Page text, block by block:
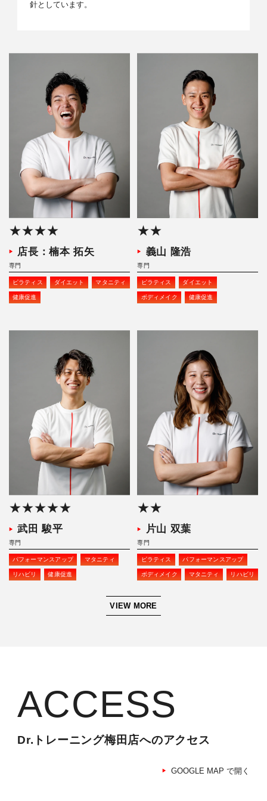
針としています。
★★★★
店長：楠本 拓矢
専門
ピラティス ダイエット マタニティ
健康促進
★★
義山 隆浩
専門
ピラティス ダイエット
ボディメイク 健康促進
★★★★★
武田 駿平
専門
パフォーマンスアップ マタニティ
リハビリ 健康促進
★★
片山 双葉
専門
ピラティス パフォーマンスアップ
ボディメイク マタニティ リハビリ
VIEW MORE
ACCESS
Dr.トレーニング梅田店へのアクセス
GOOGLE MAP で開く